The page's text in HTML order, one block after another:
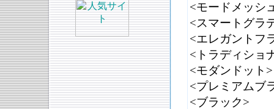
<モードメッシ
<スマートグラ
<エレガントフ
<トラディショ
<モダンドット>
<プレミアムブ
<ブラック>